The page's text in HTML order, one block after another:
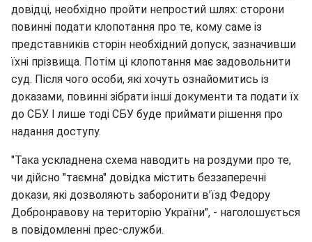
довідці, необхідно пройти непростий шлях: сторони
повинні подати клопотання про те, кому саме із
представників сторін необхідний допуск, зазначивши
їхні прізвища. Потім ці клопотання має задовольнити
суд. Після чого особи, які хочуть ознайомитись із
доказами, повинні зібрати інші документи та подати їх
до СБУ. І лише тоді СБУ буде приймати рішення про
надання доступу.
"Така ускладнена схема наводить на роздуми про те,
чи дійсно "таємна" довідка містить беззаперечні
докази, які дозволяють заборонити в’їзд Федору
Добронравову на територію України", - наголошується
в повідомленні прес-служби.